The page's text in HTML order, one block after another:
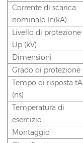
Corrente di scarica
nominale In(kA)
Livello di protezione
Up (kV)
Dimensioni
Grado di protezione
Tempo di risposta tA
(ns)
Temperatura di
esercizio
Montaggio